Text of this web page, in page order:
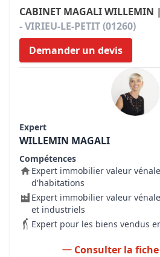
CABINET MAGALI WILLEMIN |
- VIRIEU-LE-PETIT (01260)
Demander un devis
Expert
WILLEMIN MAGALI
Compétences
Expert immobilier valeur
d'habitations
Expert immobilier valeur
et industriels
Expert pour les biens vendus
Consulter la